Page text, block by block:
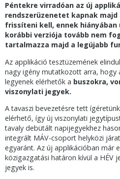
Péntekre virradóan az új
rendszerüzenetet kapnak
frissíteni kell, ennek hiányában
korábbi verziója tovább nem
tartalmazza majd a legújabb
Az applikáció tesztüzemének
nagy igény mutatkozott arra, hogy
legyenek elérhetők a buszokra,
viszonylati jegyek.
A tavaszi bevezetésre tett
elérhető, így új viszonylati
tavaly debütált napijegyekhez
integrált MÁV-csoport helyközi
egyaránt. Az új applikációban már
közigazgatási határon kívül a HÉV
jegyek is.